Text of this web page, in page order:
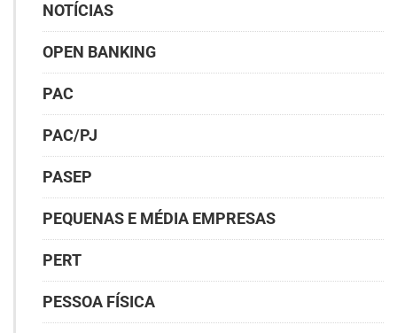
NOTÍCIAS
OPEN BANKING
PAC
PAC/PJ
PASEP
PEQUENAS E MÉDIA EMPRESAS
PERT
PESSOA FÍSICA